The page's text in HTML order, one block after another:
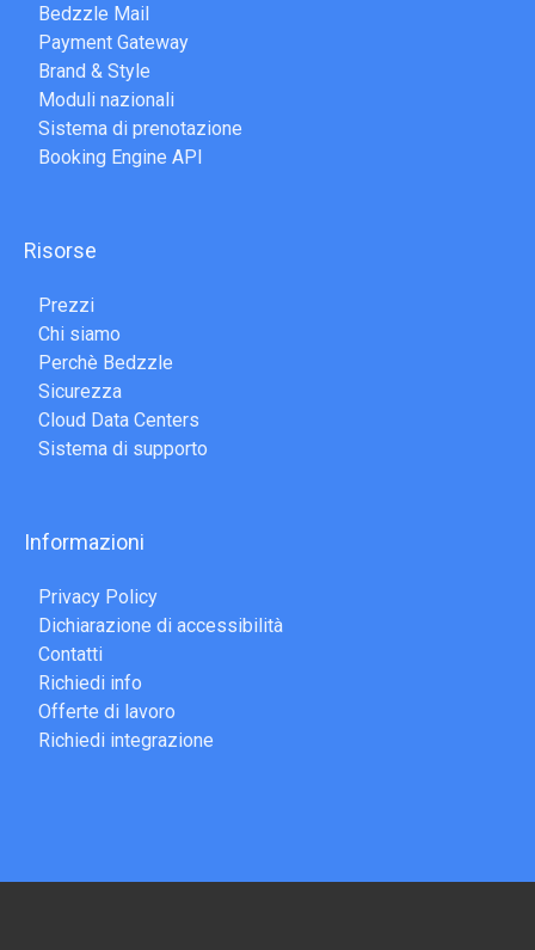
Bedzzle Mail
Payment Gateway
Brand & Style
Moduli nazionali
Sistema di prenotazione
Booking Engine API
Risorse
Prezzi
Chi siamo
Perchè Bedzzle
Sicurezza
Cloud Data Centers
Sistema di supporto
Informazioni
Privacy Policy
Dichiarazione di accessibilità
Contatti
Richiedi info
Offerte di lavoro
Richiedi integrazione